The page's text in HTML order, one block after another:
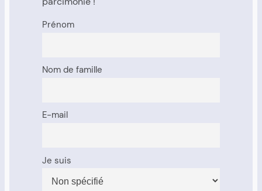
Prénom
Nom de famille
E-mail
Je suis